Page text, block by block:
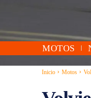
MOTOS
Inicio Motos